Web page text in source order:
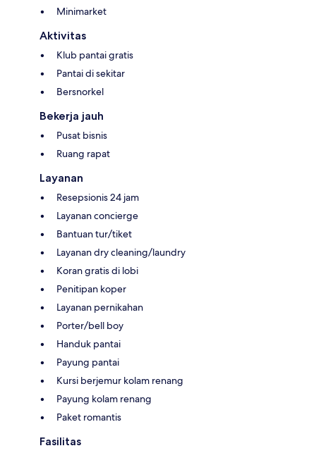
Minimarket
Aktivitas
Klub pantai gratis
Pantai di sekitar
Bersnorkel
Bekerja jauh
Pusat bisnis
Ruang rapat
Layanan
Resepsionis 24 jam
Layanan concierge
Bantuan tur/tiket
Layanan dry cleaning/laundry
Koran gratis di lobi
Penitipan koper
Layanan pernikahan
Porter/bell boy
Handuk pantai
Payung pantai
Kursi berjemur kolam renang
Payung kolam renang
Paket romantis
Fasilitas